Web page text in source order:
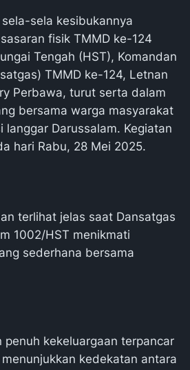
sela-sela kesibukannya
fisik TMMD ke-124
Tengah (HST), Komandan
TMMD ke-124, Letnan
Perbawa, turut serta dalam
bersama warga masyarakat
langgar Darussalam. Kegiatan
hari Rabu, 28 Mei 2025.
terlihat jelas saat Dansatgas
1002/HST menikmati
sederhana bersama
penuh kekeluargaan terpancar
kedekatan antara